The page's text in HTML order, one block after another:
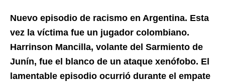
Nuevo episodio de racismo en Argentina. Esta
vez la víctima fue un jugador colombiano.
Harrinson Mancilla, volante del Sarmiento de
Junín, fue el blanco de un ataque xenófobo. El
lamentable episodio ocurrió durante el empate